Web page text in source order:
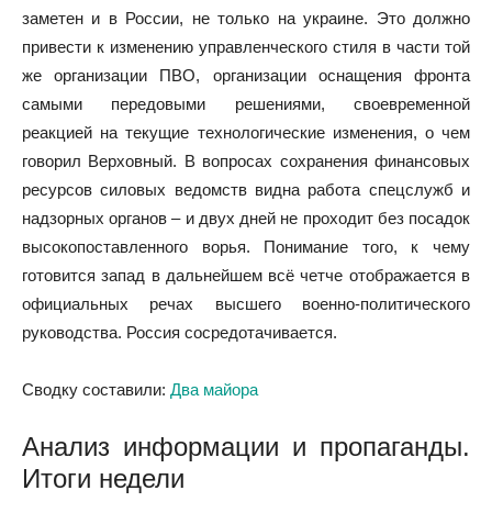
заметен и в России, не только на украине. Это должно
привести к изменению управленческого стиля в части той
же организации ПВО, организации оснащения фронта
самыми передовыми решениями, своевременной
реакцией на текущие технологические изменения, о чем
говорил Верховный. В вопросах сохранения финансовых
ресурсов силовых ведомств видна работа спецслужб и
надзорных органов – и двух дней не проходит без посадок
высокопоставленного ворья. Понимание того, к чему
готовится запад в дальнейшем всё четче отображается в
официальных речах высшего военно-политического
руководства. Россия сосредотачивается.
Сводку составили: Два майора
Анализ информации и пропаганды.
Итоги недели